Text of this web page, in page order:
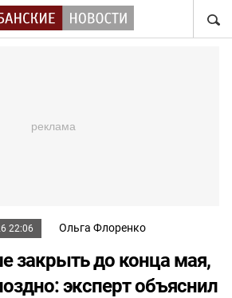
22:06 Ольга Флоренко
закрыть до конца мая,
эксперт объяснил